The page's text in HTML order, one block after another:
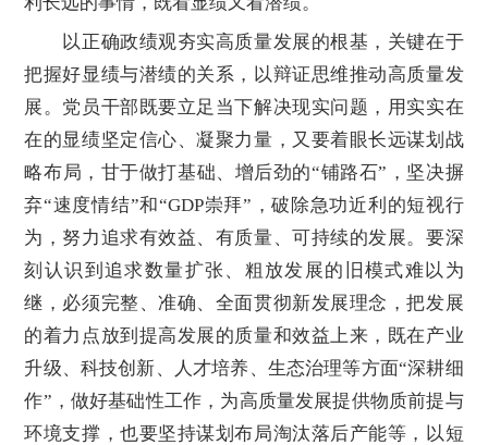
以正确政绩观夯实高质量发展的根基，关键在于
把握好显绩与潜绩的关系，以辩证思维推动高质量发
展。党员干部既要立足当下解决现实问题，用实实在
在的显绩坚定信心、凝聚力量，又要着眼长远谋划战
略布局，甘于做打基础、增后劲的“铺路石”，坚决摒
弃“速度情结”和“GDP崇拜”，破除急功近利的短视行
为，努力追求有效益、有质量、可持续的发展。要深
刻认识到追求数量扩张、粗放发展的旧模式难以为
继，必须完整、准确、全面贯彻新发展理念，把发展
的着力点放到提高发展的质量和效益上来，既在产业
升级、科技创新、人才培养、生态治理等方面“深耕细
作”，做好基础性工作，为高质量发展提供物质前提与
环境支撑，也要坚持谋划布局淘汰落后产能等，以短